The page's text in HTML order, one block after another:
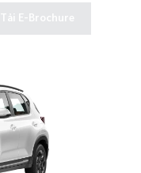
Tải E-Brochure